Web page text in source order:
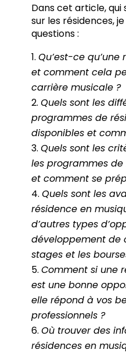
Dans cet article,
sur les résidences,
questions :
Qu’est-ce
et comment cela
carrière musicale ?
Quels sont les
programmes de
disponibles et
Quels sont les
les programmes
et comment se
Quels sont les
résidence en
d’autres types
développement de
stages et les
Comment si une
est une bonne
elle répond à vos
professionnels ?
Où trouver des
résidences en